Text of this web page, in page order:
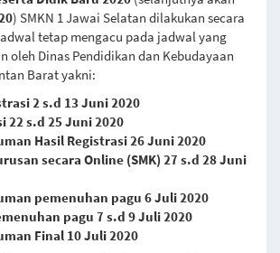
) SMKN 1 Jawai Selatan dilakukan secara
tetap mengacu pada jadwal yang
oleh Dinas Pendidikan dan Kebudayaan
Barat yakni:
2 s.d 13 Juni 2020
22 s.d 25 Juni 2020
Hasil Registrasi 26 Juni 2020
secara Online (SMK) 27 s.d 28 Juni
pemenuhan pagu 6 Juli 2020
pagu 7 s.d 9 Juli 2020
Final 10 Juli 2020